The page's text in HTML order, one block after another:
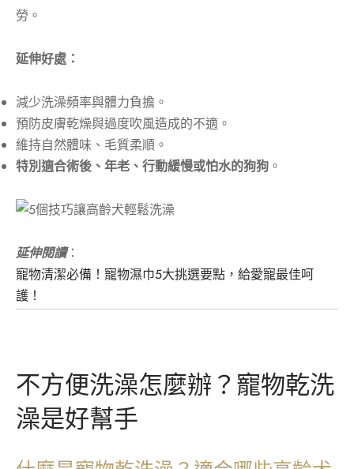
勞。
延伸好處：
減少洗澡頻率與體力負擔。
預防皮膚乾燥與過度吹風造成的不適。
維持自然體味、毛質柔順。
特別適合術後、年老、行動緩慢或怕水的狗狗 。
延伸閱讀：
寵物清潔必備！寵物濕巾5大挑選要點，給愛寵最佳呵
護！
不方便洗澡怎麼辦？寵物乾洗
澡是好幫手